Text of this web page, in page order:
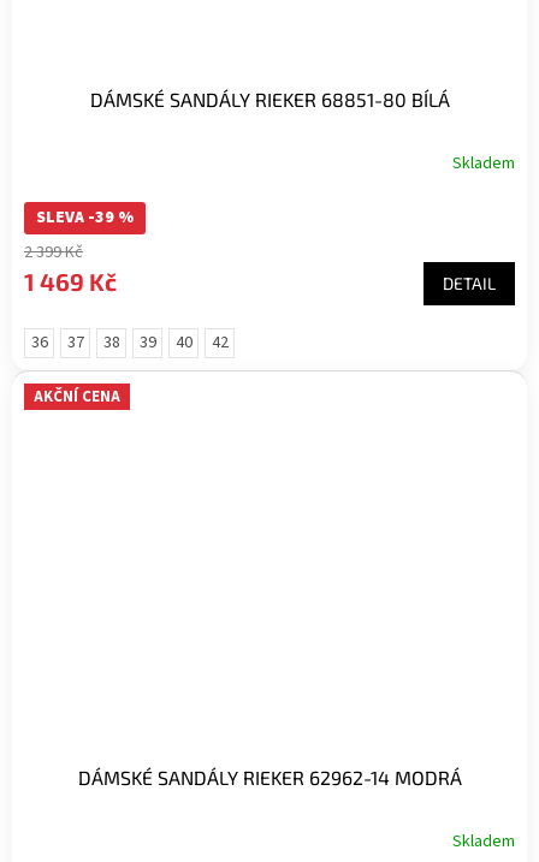
DÁMSKÉ SANDÁLY RIEKER 68851-80 BÍLÁ
Skladem
SLEVA -39 %
2 399 Kč
1 469 Kč DETAIL
36 37 38 39 40 42
AKČNÍ CENA
DÁMSKÉ SANDÁLY RIEKER 62962-14 MODRÁ
Skladem